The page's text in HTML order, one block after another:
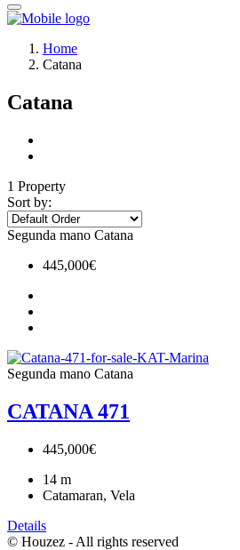
Home
Catana
Catana
1 Property
Sort by:
Segunda mano Catana
445,000€
Segunda mano Catana
CATANA 471
445,000€
14 m
Catamaran, Vela
Details
© Houzez - All rights reserved